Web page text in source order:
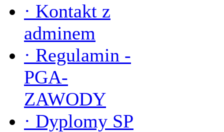
· Kontakt z
adminem
· Regulamin -
PGA-
ZAWODY
· Dyplomy SP